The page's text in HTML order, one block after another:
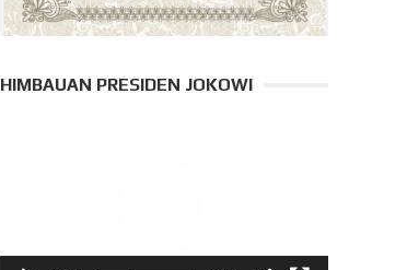
HIMBAUAN PRESIDEN JOKOWI